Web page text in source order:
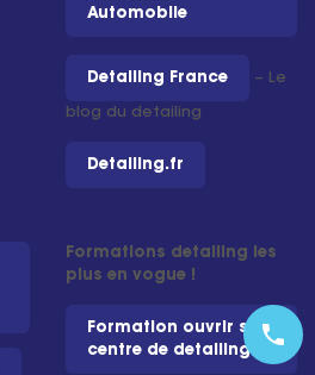
Automobile
Detailing France – Le
blog du detailing
Detailing.fr
Formations detailing les
plus en vogue !
Formation ouvrir son
centre de detailing
phone